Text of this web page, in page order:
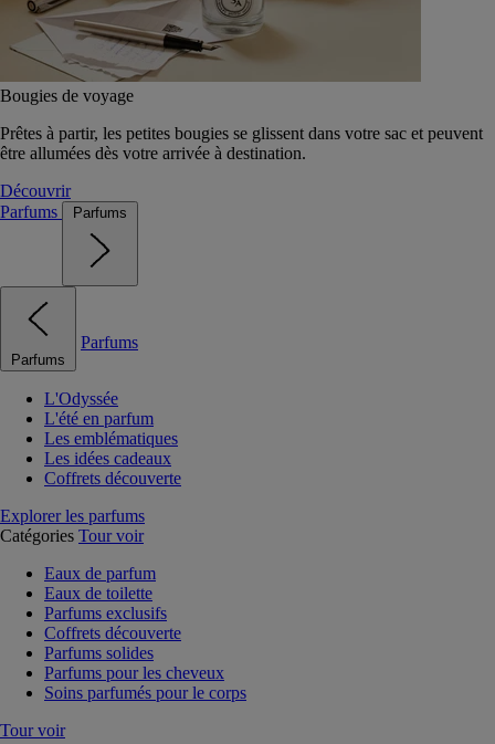
Bougies de voyage
Prêtes à partir, les petites bougies se glissent dans votre sac et peuvent
être allumées dès votre arrivée à destination.
Découvrir
Parfums
Parfums
Parfums
Parfums
L'Odyssée
L'été en parfum
Les emblématiques
Les idées cadeaux
Coffrets découverte
Explorer les parfums
Catégories Tour voir
Eaux de parfum
Eaux de toilette
Parfums exclusifs
Coffrets découverte
Parfums solides
Parfums pour les cheveux
Soins parfumés pour le corps
Tour voir